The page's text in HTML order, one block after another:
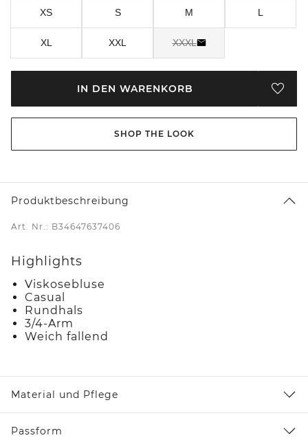
XS S M L
XL XXL XXXL
IN DEN WARENKORB
SHOP THE LOOK
Produktbeschreibung
Art. Nr.: B34647637406
Highlights
Viskosebluse
Casual
Rundhals
3/4-Arm
Weich fallend
Material und Pflege
Passform